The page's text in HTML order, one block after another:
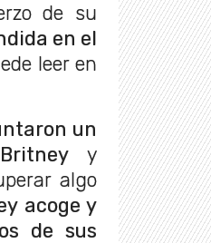
de su
en el
leer en
un
y
algo
acoge y
de sus